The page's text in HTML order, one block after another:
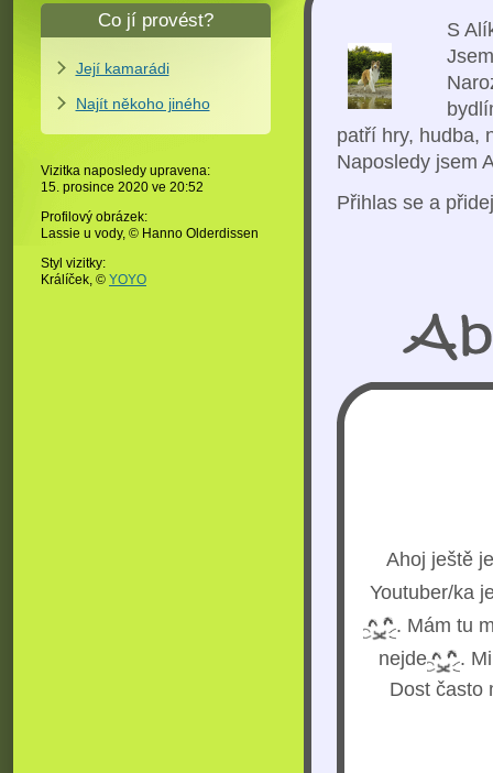
S
patří hry, hudba,
Naposledy jsem
Přihlas se a
Ahoj ještě
Youtuber/ka
. Mám tu
nejde
.
Dost často
Co jí provést?
Její kamarádi
Najít někoho jiného
Vizitka naposledy upravena:
15. prosince 2020 ve 20:52
Profilový obrázek:
Lassie u vody, © Hanno Olderdissen
Styl vizitky:
Králíček, © YOYO